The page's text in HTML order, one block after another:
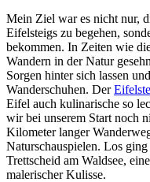
Mein Ziel war es nicht nur,
Eifelsteigs zu begehen,
bekommen. In Zeiten wie
Wandern in der Natur
Sorgen hinter sich lassen
Wanderschuhen. Der
Eifel auch kulinarische so
wir bei unserem Start noch
Kilometer langer
Naturschauspielen. Los
Trettscheid am Waldsee,
malerischer Kulisse.